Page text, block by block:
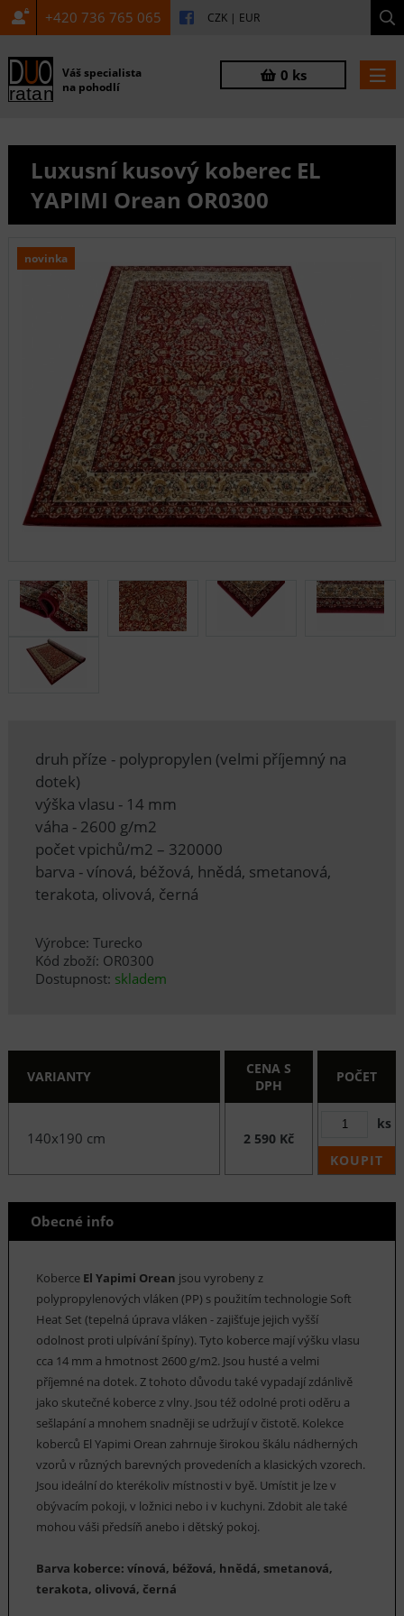
+420 736 765 065 CZK | EUR
Váš specialista
na pohodlí
0 ks
Luxusní kusový koberec EL
YAPIMI Orean OR0300
novinka
druh příze - polypropylen (velmi příjemný na
dotek)
výška vlasu - 14 mm
váha - 2600 g/m2
počet vpichů/m2 – 320000
barva - vínová, béžová, hnědá, smetanová,
terakota, olivová, černá
Výrobce: Turecko
Kód zboží: OR0300
Dostupnost: skladem
VARIANTY
CENA S
DPH
POČET
140x190 cm 2 590 Kč
ks
KOUPIT
Obecné info
Koberce El Yapimi Orean jsou vyrobeny z
polypropylenových vláken (PP) s použitím technologie Soft
Heat Set (tepelná úprava vláken - zajišťuje jejich vyšší
odolnost proti ulpívání špíny). Tyto koberce mají výšku vlasu
cca 14 mm a hmotnost 2600 g/m2. Jsou husté a velmi
příjemné na dotek. Z tohoto důvodu také vypadají zdánlivě
jako skutečné koberce z vlny. Jsou též odolné proti oděru a
sešlapání a mnohem snadněji se udržují v čistotě. Kolekce
koberců El Yapimi Orean zahrnuje širokou škálu nádherných
vzorů v různých barevných provedeních a klasických vzorech.
Jsou ideální do kterékoliv místnosti v byě. Umístit je lze v
obývacím pokoji, v ložnici nebo i v kuchyni. Zdobit ale také
mohou váši předsíň anebo i dětský pokoj.
Barva koberce: vínová, béžová, hnědá, smetanová,
terakota, olivová, černá